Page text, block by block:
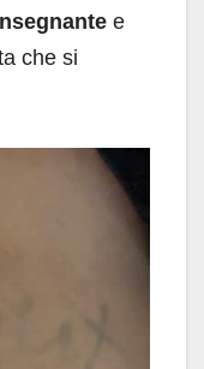
e
che si